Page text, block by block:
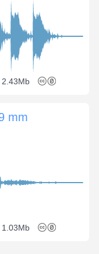
2.43Mb
mm
1.03Mb